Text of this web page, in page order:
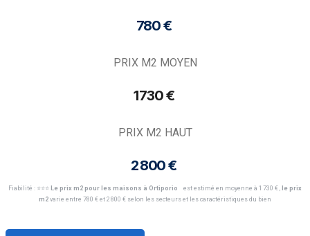
780 € ​
PRIX M2 MOYEN
1 730 € ​
PRIX M2 HAUT
2 800 € ​
Fiabilité : ⭐️⭐️⭐️ Le prix m2 pour les maisons à Ortiporio est estimé en moyenne à 1 730 € ​, le prix
m2 varie entre 780 € et 2 800 € selon les secteurs et les caractéristiques du bien